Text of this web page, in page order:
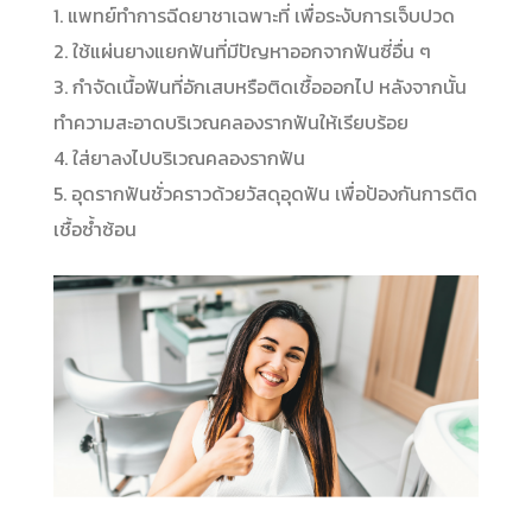
แพทย์ทำการฉีดยาชาเฉพาะที่ เพื่อระงับการเจ็บปวด
ใช้แผ่นยางแยกฟันที่มีปัญหาออกจากฟันซี่อื่น ๆ
กำจัดเนื้อฟันที่อักเสบหรือติดเชื้อออกไป หลังจากนั้น
ทำความสะอาดบริเวณคลองรากฟันให้เรียบร้อย
ใส่ยาลงไปบริเวณคลองรากฟัน
อุดรากฟันชั่วคราวด้วยวัสดุอุดฟัน เพื่อป้องกันการติด
เชื้อซ้ำซ้อน